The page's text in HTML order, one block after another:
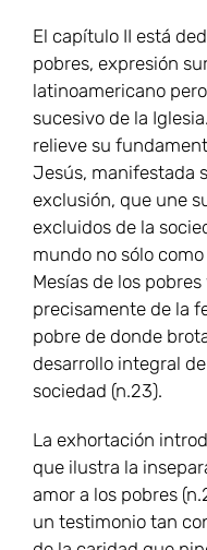
El capítulo II está
pobres, expresión
latinoamericano
sucesivo de la
relieve su
Jesús, manifestada
exclusión, que une
excluidos de la
mundo no sólo
Mesías de los pobres
precisamente de la
pobre de donde
desarrollo integral
sociedad (n.23).
La exhortación
que ilustra la
amor a los pobres
un testimonio tan